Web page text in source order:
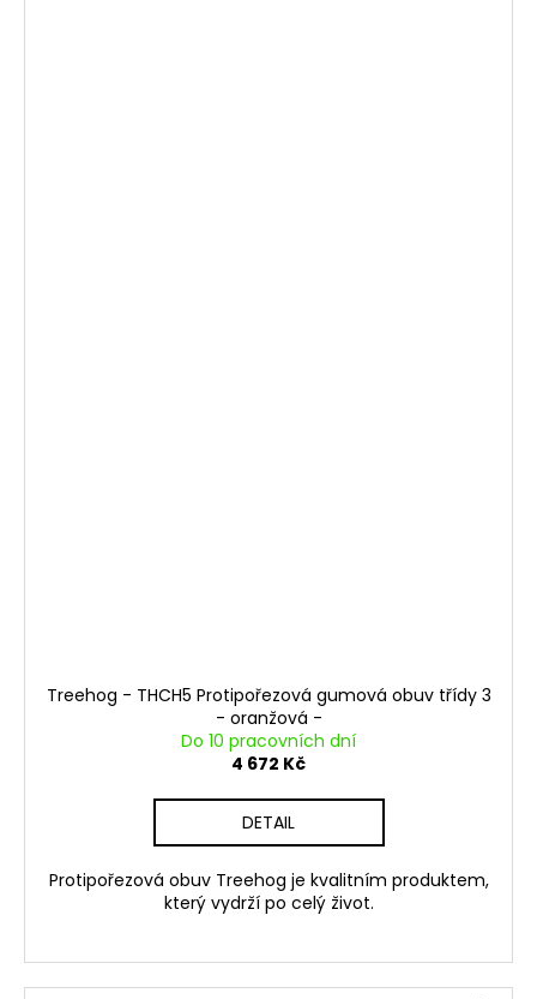
Treehog - THCH5 Protipořezová gumová obuv třídy 3
- oranžová -
Do 10 pracovních dní
4 672 Kč
DETAIL
Protipořezová obuv Treehog je kvalitním produktem,
který vydrží po celý život.